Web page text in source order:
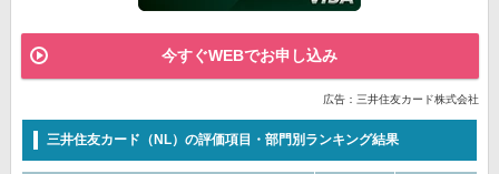
今すぐWEBでお申し込み
広告：三井住友カード株式会社
三井住友カード（NL）の評価項目・部門別ランキング結果